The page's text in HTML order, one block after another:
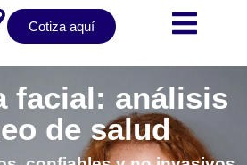
Cotiza aquí
facial: análisis
de salud